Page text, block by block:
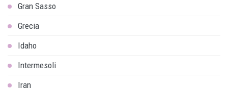
Gran Sasso
Grecia
Idaho
Intermesoli
Iran